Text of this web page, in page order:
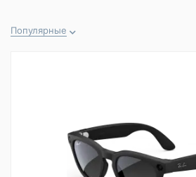
Популярные